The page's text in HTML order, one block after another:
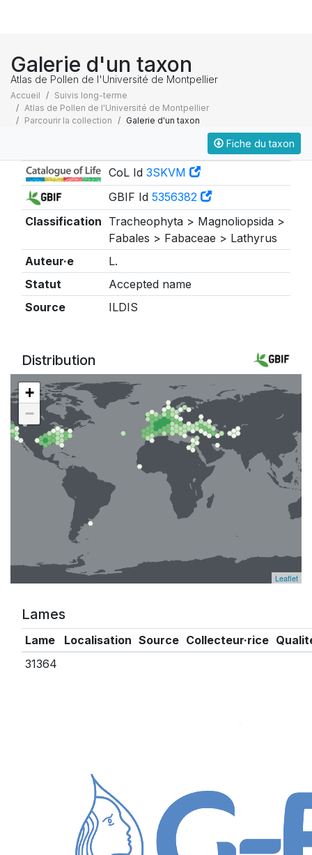
Galerie d'un taxon
Atlas de Pollen de l'Université de Montpellier
Accueil
Suivis long-terme
Atlas de Pollen de l'Université de Montpellier
Parcourir la collection
Galerie d'un taxon
Fiche du taxon
CoL Id 3SKVM
GBIF Id 5356382
Classification Tracheophyta > Magnoliopsida >
Fabales > Fabaceae > Lathyrus
Auteur·e
L.
Statut
Accepted name
Source
ILDIS
Distribution
+
−
Leaflet
Lames
Lame Localisation Source Collecteur·rice
31364